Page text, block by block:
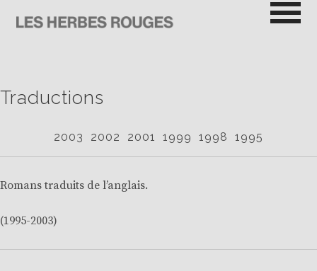
contenu
Traductions
2003 2002 2001 1999 1998 1995
Romans traduits de l’anglais.
(1995-2003)